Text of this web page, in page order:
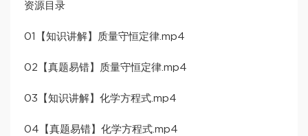
资源目录
01【知识讲解】质量守恒定律.mp4
02【真题易错】质量守恒定律.mp4
03【知识讲解】化学方程式.mp4
04【真题易错】化学方程式.mp4